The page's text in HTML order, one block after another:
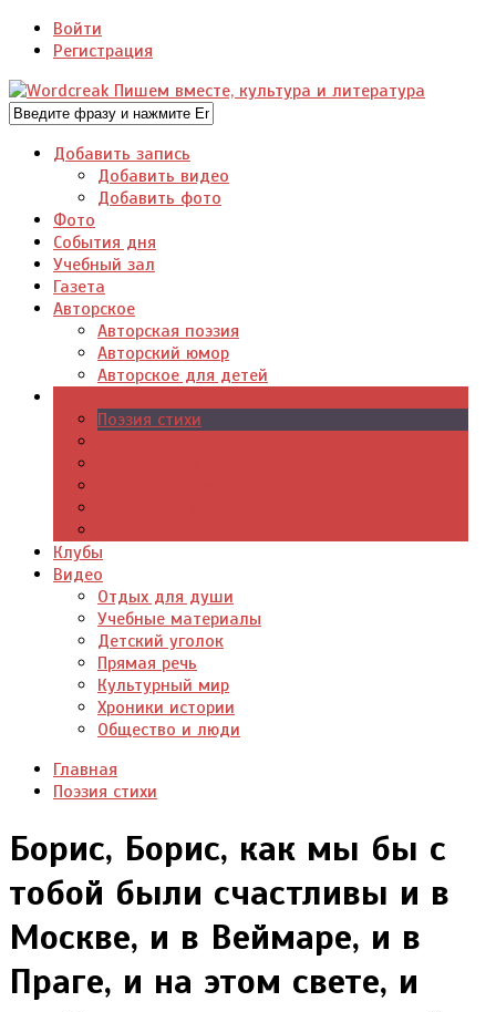
Войти
Регистрация
Добавить запись
Добавить видео
Добавить фото
Фото
События дня
Учебный зал
Газета
Авторское
Авторская поэзия
Авторский юмор
Авторское для детей
Поэзия стихи
Клубы
Видео
Отдых для души
Учебные материалы
Детский уголок
Прямая речь
Культурный мир
Хроники истории
Общество и люди
Главная
Поэзия стихи
Борис, Борис, как мы бы с
тобой были счастливы и в
Москве, и в Веймаре, и в
Праге, и на этом свете, и